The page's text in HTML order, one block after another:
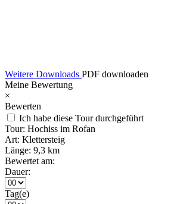
Weitere Downloads PDF downloaden
Meine Bewertung
×
Bewerten
Ich habe diese Tour durchgeführt
Tour: Hochiss im Rofan
Art: Klettersteig
Länge: 9,3 km
Bewertet am:
Dauer:
Tag(e)